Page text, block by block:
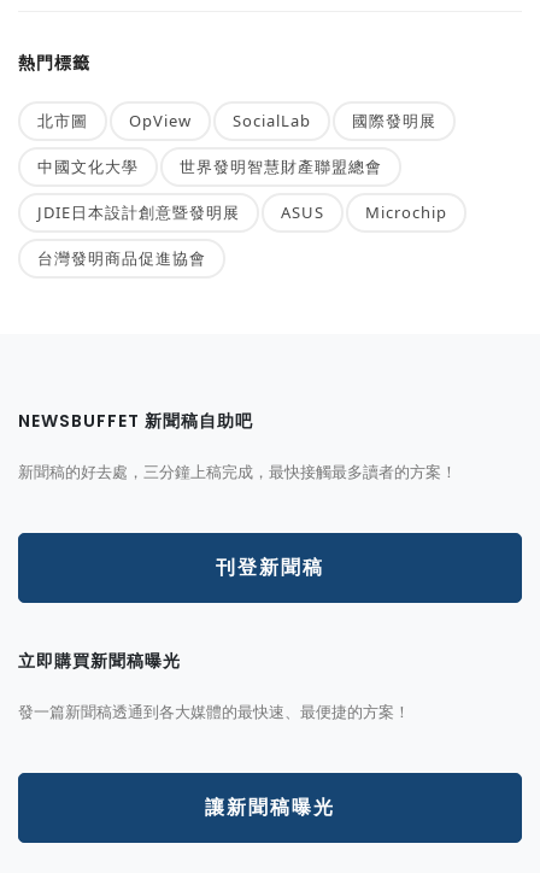
熱門標籤
北市圖 OpView SocialLab 國際發明展
中國文化大學 世界發明智慧財產聯盟總會
JDIE日本設計創意暨發明展 ASUS Microchip
台灣發明商品促進協會
NEWSBUFFET 新聞稿自助吧
新聞稿的好去處，三分鐘上稿完成，最快接觸最多讀者的方案！
刊登新聞稿
立即購買新聞稿曝光
發一篇新聞稿透通到各大媒體的最快速、最便捷的方案！
讓新聞稿曝光